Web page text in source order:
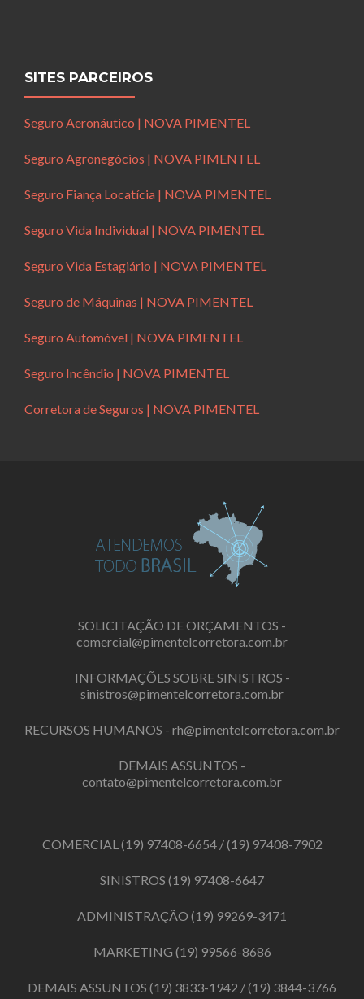
SITES PARCEIROS
Seguro Aeronáutico | NOVA PIMENTEL
Seguro Agronegócios | NOVA PIMENTEL
Seguro Fiança Locatícia | NOVA PIMENTEL
Seguro Vida Individual | NOVA PIMENTEL
Seguro Vida Estagiário | NOVA PIMENTEL
Seguro de Máquinas | NOVA PIMENTEL
Seguro Automóvel | NOVA PIMENTEL
Seguro Incêndio | NOVA PIMENTEL
Corretora de Seguros | NOVA PIMENTEL
SOLICITAÇÃO DE ORÇAMENTOS -
comercial@pimentelcorretora.com.br
INFORMAÇÕES SOBRE SINISTROS -
sinistros@pimentelcorretora.com.br
RECURSOS HUMANOS - rh@pimentelcorretora.com.br
DEMAIS ASSUNTOS -
contato@pimentelcorretora.com.br
COMERCIAL(19) 97408-6654/(19) 97408-7902
SINISTROS (19) 97408-6647
ADMINISTRAÇÃO (19) 99269-3471
MARKETING (19) 99566-8686
DEMAIS ASSUNTOS (19) 3833-1942 /(19) 3844-3766